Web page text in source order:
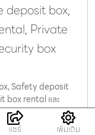
deposit box,
Private
box
Safety deposit
box rental และ
แชร์ เพิ่มเติม